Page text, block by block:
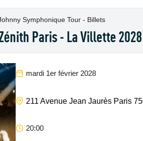
Symphonique Tour - Billets
Paris - La Villette 2028
mardi 1er février 2028
211 Avenue Jean Jaurès Paris
20:00